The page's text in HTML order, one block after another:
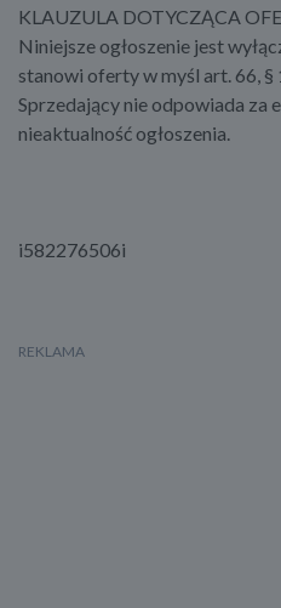
KLAUZULA DOTYCZĄCA
Niniejsze ogłoszenie jest
stanowi oferty w myśl art. 66, §
Sprzedający nie odpowiada za
nieaktualność ogłoszenia.
i582276506i